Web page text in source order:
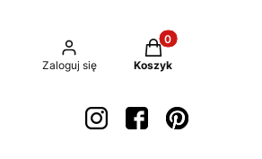
Zaloguj się
Produkty w
Koszyk